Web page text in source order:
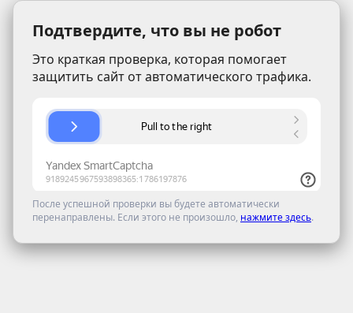
Подтвердите, что вы не робот
Это краткая проверка, которая помогает
защитить сайт от автоматического трафика.
После успешной проверки вы будете автоматически
перенаправлены. Если этого не произошло, нажмите здесь.